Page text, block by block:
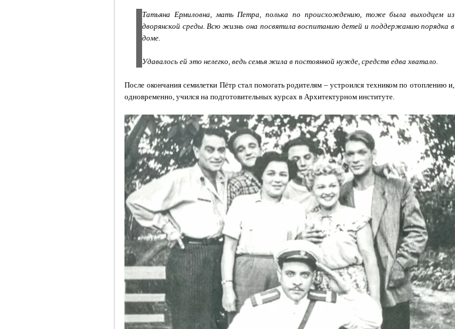
Татьяна Ермиловна, мать Петра, полька по происхождению, тоже была выходцем из
дворянской среды. Всю жизнь она посвятила воспитанию детей и поддержанию порядка в
доме.
Удавалось ей это нелегко, ведь семья жила в постоянной нужде, средств едва хватало.
После окончания семилетки Пётр стал помогать родителям – устроился техником по отоплению и,
одновременно, учился на подготовительных курсах в Архитектурном институте.